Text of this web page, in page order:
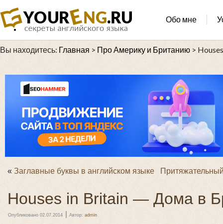
Обо мне
Вы находитесь: Главная > Про Америку и Британию >
« Заглавные буквы в английском языке
Houses in Britain — Дома в
Опубликовано 02.07.2014 | Автор: admin